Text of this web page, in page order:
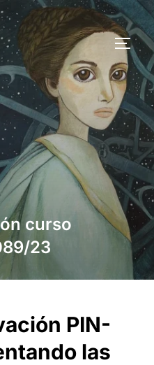
curso
23
PIN-
las